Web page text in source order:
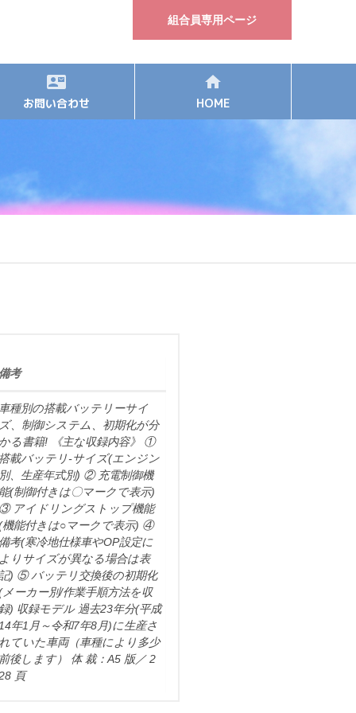
組合員専用ページ
お問い合わせ HOME
備考
種別の搭載バッテリーサイ
ズ、制御システム、初期化が分
かる書籍! 《主な収録内容》 ①
搭載バッテリ-サイズ(エンジン
別、生産年式別) ② 充電制御機
能(制御付きは〇マークで表示)
③ アイドリングストップ機能
機能付きは○マークで表示) ④
備考(寒冷地仕様車やOP設定に
よりサイズが異なる場合は表
) ⑤ バッテリ交換後の初期化
メーカー別/作業手順方法を収
録) 収録モデル 過去23年分(平成
14年1月～令和7年8月)に生産さ
れていた車両（車種により多少
前後します） 体 裁：A5 版／ 2
頁